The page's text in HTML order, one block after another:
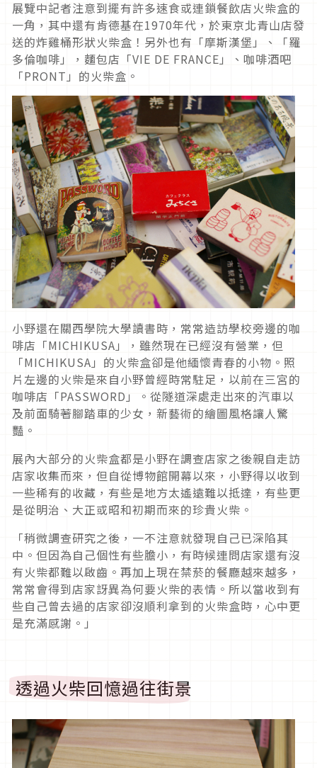
展覽中記者注意到擺有許多速食或連鎖餐飲店火柴盒的
一角，其中還有肯德基在1970年代，於東京北青山店發
送的炸雞桶形狀火柴盒！另外也有「摩斯漢堡」、「羅
多倫咖啡」，麵包店「VIE DE FRANCE」、咖啡酒吧
「PRONT」的火柴盒。
小野還在關西學院大學讀書時，常常造訪學校旁邊的咖
啡店「MICHIKUSA」，雖然現在已經沒有營業，但
「MICHIKUSA」的火柴盒卻是他緬懷青春的小物。照
片左邊的火柴是來自小野曾經時常駐足，以前在三宮的
咖啡店「PASSWORD」。從隧道深處走出來的汽車以
及前面騎著腳踏車的少女，新藝術的繪圖風格讓人驚
豔。
展內大部分的火柴盒都是小野在調查店家之後親自走訪
店家收集而來，但自從博物館開幕以來，小野得以收到
一些稀有的收藏，有些是地方太遙遠難以抵達，有些更
是從明治、大正或昭和初期而來的珍貴火柴。
「稍微調查研究之後，一不注意就發現自己已深陷其
中。但因為自己個性有些膽小，有時候連問店家還有沒
有火柴都難以啟齒。再加上現在禁菸的餐廳越來越多，
常常會得到店家訝異為何要火柴的表情。所以當收到有
些自己曾去過的店家卻沒順利拿到的火柴盒時，心中更
是充滿感謝。」
透過火柴回憶過往街景